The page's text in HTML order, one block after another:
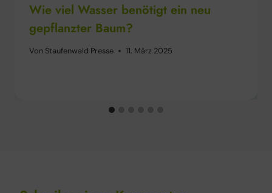
Wie viel Wasser benötigt ein neu
gepflanzter Baum?
Von Staufenwald Presse 11. März 2025